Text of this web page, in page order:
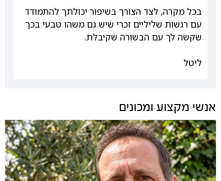
בכל מקרה, לצד הצורך בשיפור יכולתך להתמודד
עם רגשות שליליים זכרי שיש גם משהו טבעי בכך
שקשה לך עם הבשורה שקיבלת.
ליטל
אנשי מקצוע ומכונים